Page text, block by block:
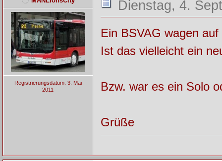
Registrierungsdatum: 3. Mai
2011
Dienstag, 4.
Ein BSVAG wagen
Ist das vielleicht ein
Bzw. war es ein Solo
Grüße